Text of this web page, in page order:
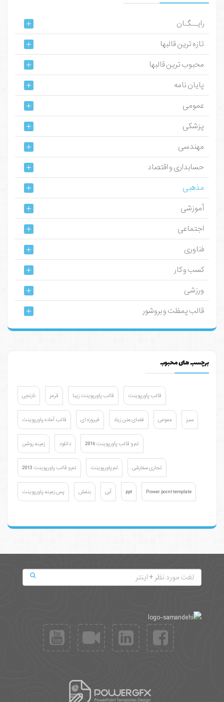
رایــگـان
تازه ترین قالبها
محبوب ترین قالبها
پایان نامه
عمومی
پزشکی
مهندسی
حسابداری و اقتصاد
مذهبی
آموزشی
اجتماعی
فناوری
کسب و کار
ورزشی
قالب پمفلت و بروشور
برچسب های محبوب
نارنجی قرمز قالب پاورپوینت زیبا قالب پاورپوینت
قالب آماده پاورپوینت فیروزه ای فضای متن زیاد عمومی سبز
زمینه روشن دانلود تم و قالب پاورپوینت 2016
تم و قالب پاورپوینت 2013 تم پاورپوینت تجاری سفارشی
پس زمینه پاورپوینت بنفش آبی ppt Power point template